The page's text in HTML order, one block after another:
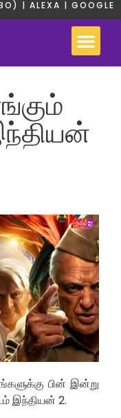
| ALEXA | GOOGLE
பின் இன்று
இந்தியன் 2.